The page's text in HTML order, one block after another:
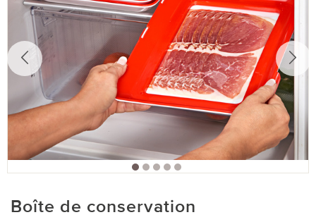
Boîte de conservation